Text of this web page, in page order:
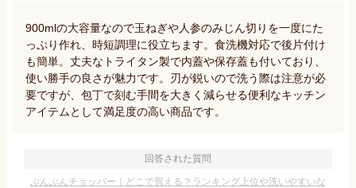
900mlの大容量なので玉ねぎや人参のみじん切りを一度にた
っぷり作れ、時短調理に役立ちます。食洗機対応で後片付け
も簡単。丈夫なトライタン製で内蓋や保存蓋も付いており、
使い勝手の良さが魅力です。刃が鋭いので洗う際は注意が必
要ですが、包丁で刻む手間を大きく減らせる便利なキッチン
アイテムとして満足度の高い商品です。
回答された質問
ぶんぶんチョッパー｜どこで買える？ランキング上位や洗いやすいな